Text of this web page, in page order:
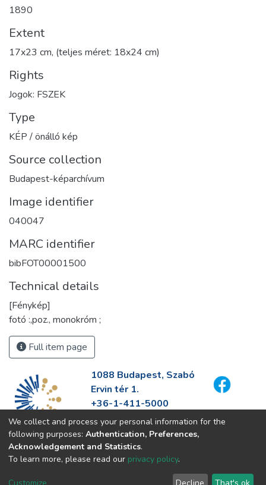
1890
Extent
17x23 cm, (teljes méret: 18x24 cm)
Rights
Jogok: FSZEK
Type
KÉP / önálló kép
Source collection
Budapest-képarchívum
Image identifier
040047
MARC identifier
bibFOT00001500
Technical details
[Fénykép]
fotó :,poz., monokróm ;
Full item page
1088 Budapest, Szabó
Ervin tér 1.
+36-1-411-5000
info@fszek.hu
https://fszek.hu
We collect and process your personal information for the
following purposes: Authentication, Preferences,
Acknowledgement and Statistics.
To learn more, please read our privacy policy.